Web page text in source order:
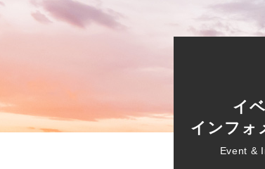
イ
インフォ
Event &